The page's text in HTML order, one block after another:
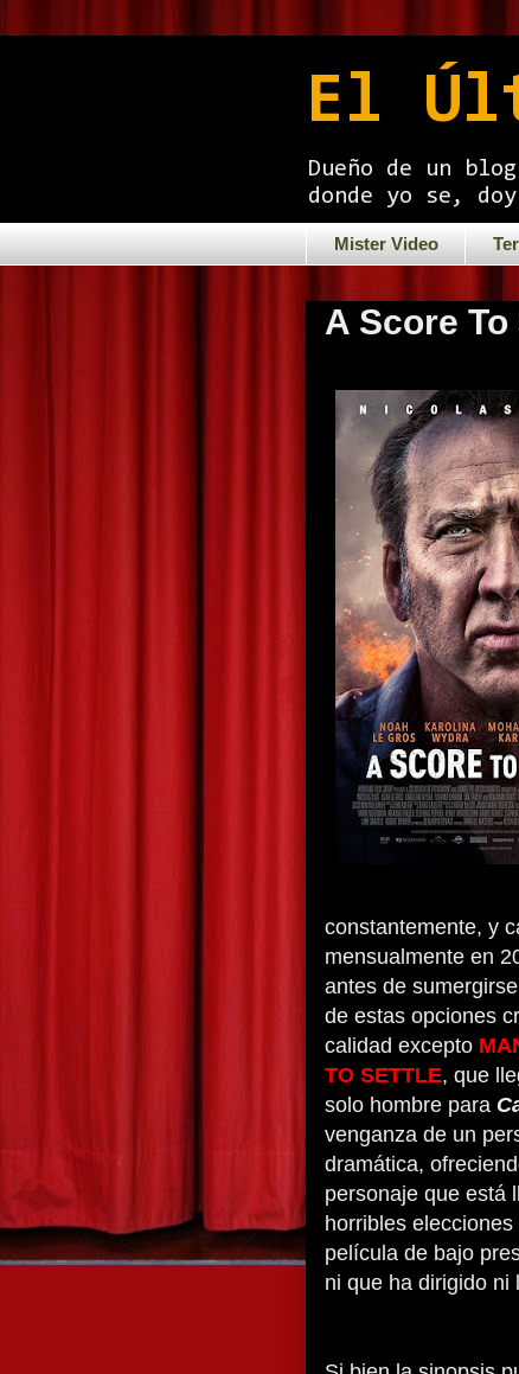
El
Dueño de un
donde yo se,
Mister Video
A Score
constantemente, y
mensualmente en
antes de
de estas opciones
calidad excepto
TO SETTLE, que
solo hombre para
venganza de un
dramática,
personaje que está
horribles
película de bajo
ni que ha dirigido ni